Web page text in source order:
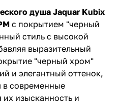
душа Jaquar Kubix
с покрытием "черный
стиль с высокой
выразительный
"черный хром"
и элегантный оттенок,
в современные
изысканность и